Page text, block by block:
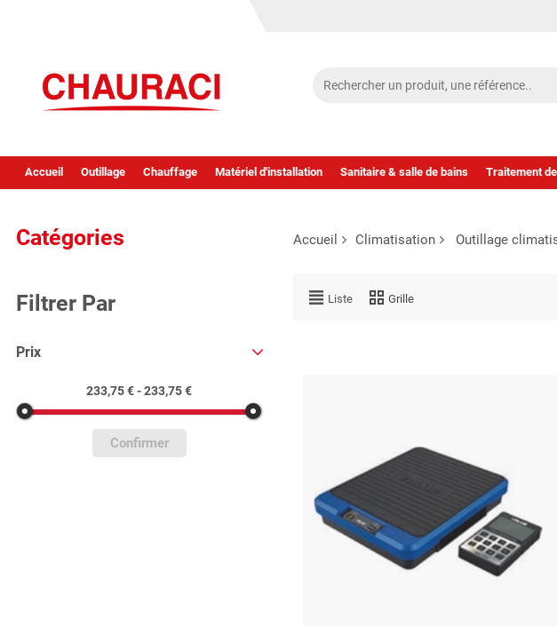
Accueil Outillage Chauffage Matériel d'installation Sanitaire & salle de bains Traitement
Catégories
Filtrer Par
Prix
233,75 € - 233,75 €
Confirmer
Accueil Climatisation Outillage
Liste Grille